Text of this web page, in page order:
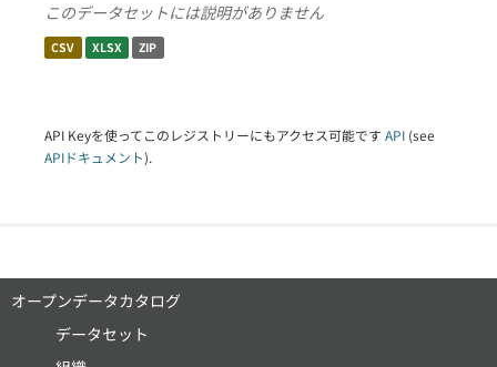
このデータセットには説明がありません
CSV XLSX ZIP
API Keyを使ってこのレジストリーにもアクセス可能です API (see
APIドキュメント).
オープンデータカタログ
データセット